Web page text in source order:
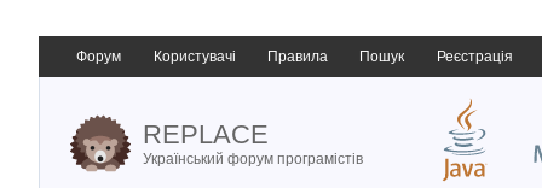
Форум Користувачі Правила Пошук Реєстрація
REPLACE
Український форум програмістів